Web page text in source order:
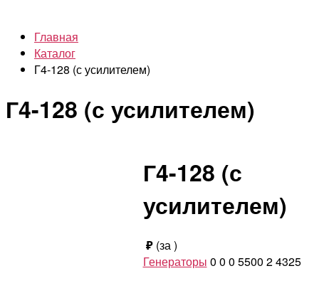
Главная
Каталог
Г4-128 (с усилителем)
Г4-128 (с усилителем)
Г4-128 (с
усилителем)
₽ (за)
Генераторы 0 0 0 5500 24325